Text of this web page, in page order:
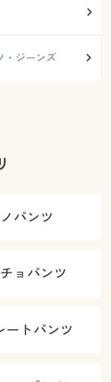
・ジーンズ
パンツ
ョパンツ
ートパンツ